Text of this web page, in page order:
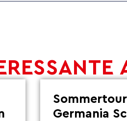
Germania